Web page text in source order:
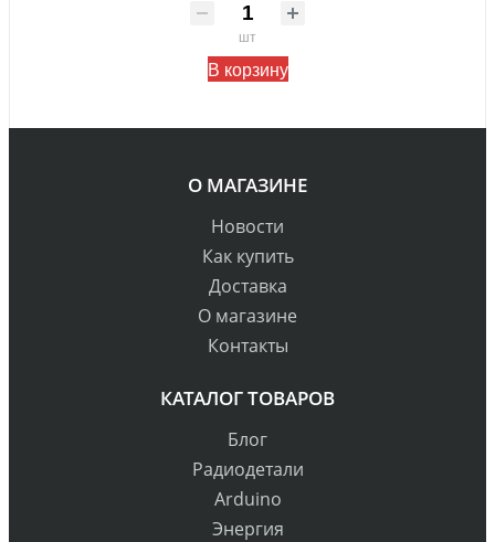
шт
В корзину
О МАГАЗИНЕ
Новости
Как купить
Доставка
О магазине
Контакты
КАТАЛОГ ТОВАРОВ
Блог
Радиодетали
Arduino
Энергия